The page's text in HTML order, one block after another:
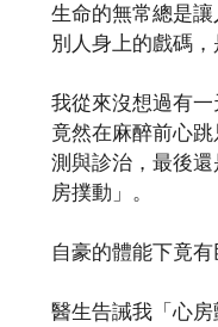
生命的無常總是
別人身上的戲碼
我從來沒想過有
竟然在麻醉前心
測與診治，最後
房撲動」。
自豪的體能下竟
醫生告誡我「心